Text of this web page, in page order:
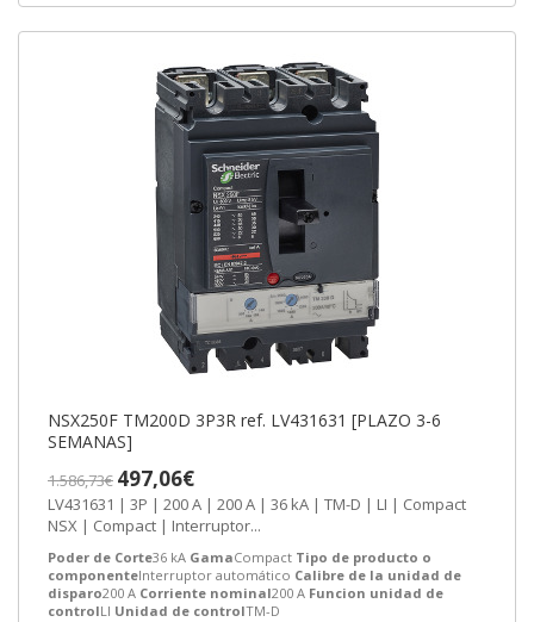
NSX250F TM200D 3P3R ref. LV431631 [PLAZO 3-6
SEMANAS]
1.586,73€ 497,06€
LV431631 | 3P | 200 A | 200 A | 36 kA | TM-D | LI | Compact
NSX | Compact | Interruptor...
Poder de Corte36 kA GamaCompact Tipo de producto o
componenteInterruptor automático Calibre de la unidad de
disparo200 A Corriente nominal200 A Funcion unidad de
controlLI Unidad de controlTM-D